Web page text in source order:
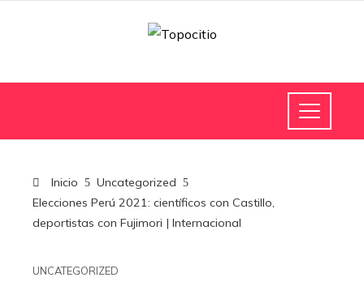
Inicio
Uncategorized
Elecciones Perú 2021: científicos con Castillo,
deportistas con Fujimori | Internacional
UNCATEGORIZED